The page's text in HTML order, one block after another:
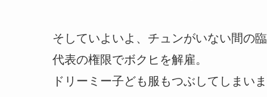
そしていよいよ、チュンがいない間の
代表の権限でボクヒを解雇。
ドリーミー子ども服もつぶしてしまい